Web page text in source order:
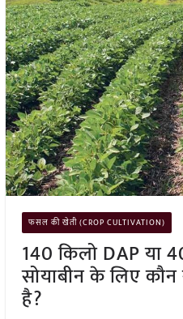
फसल की खेती (CROP CULTIVATION)
140 किलो DAP या
सोयाबीन के लिए
है?